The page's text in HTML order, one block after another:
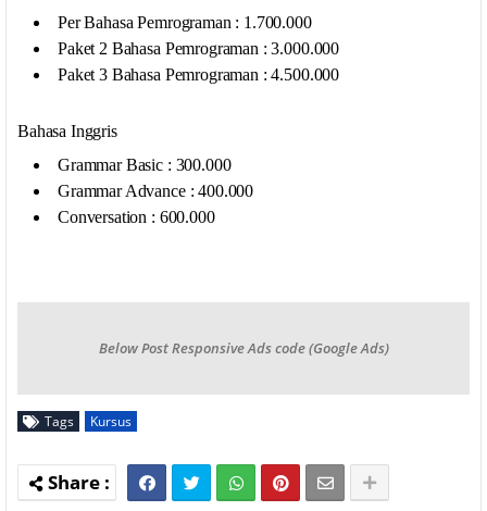
Per Bahasa Pemrograman : 1.700.000
Paket 2 Bahasa Pemrograman : 3.000.000
Paket 3 Bahasa Pemrograman : 4.500.000
Bahasa Inggris
Grammar Basic : 300.000
Grammar Advance : 400.000
Conversation : 600.000
Below Post Responsive Ads code (Google Ads)
Tags Kursus